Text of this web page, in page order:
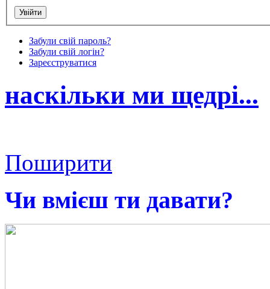
Забули свій пароль?
Забули свій логін?
Зареєструватися
наскільки ми щедрі...
Поширити
Чи вмієш ти давати?